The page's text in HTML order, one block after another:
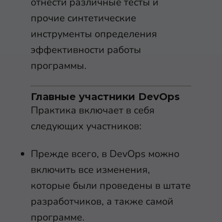
прочие синтетические
инструменты определения
эффективности работы
программы.
Главные участники DevOps
Практика включает в себя
следующих участников:
Прежде всего, в DevOps можно
включить все изменения,
которые были проведены в штате
разработчиков, а также самой
программе.